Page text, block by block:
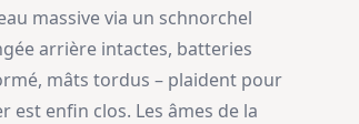
massive via un schnorchel
arrière intactes, batteries
mâts tordus – plaident pour
enfin clos. Les âmes de la